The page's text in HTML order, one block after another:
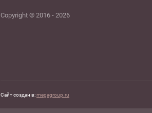
Copyright © 2016 - 2026
Сайт создан в:megagroup.ru